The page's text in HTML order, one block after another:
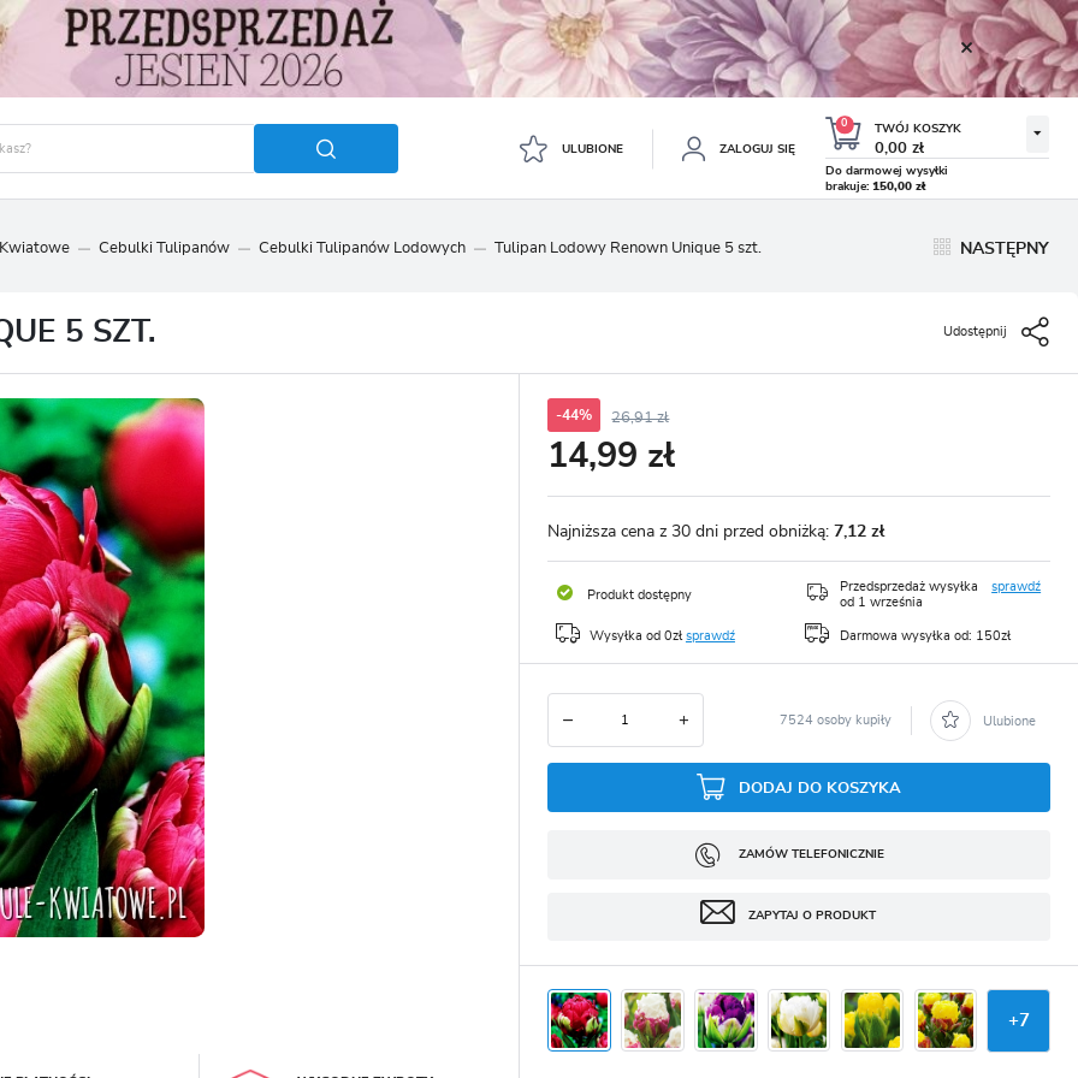
ULUBIONE ZALOGUJ SIĘ
Zapomniałem hasła
SIĘ
podgląd statusu realizacji zamówień
brak konieczności wprowadzania swoich danych przy kolejnych zakupach
0 TWÓJ KOSZYK
0,00 zł
8.99 zł 19.43 zł
KROKUS WIOSENNY MIX 50
19.99 zł 43.32 zł
Do darmowej wysyłki
brakuje: 150,00 zł
Cebulki Tulipanów Cebulki Tulipanów Lodowych Tulipan Lodowy Renown Unique 5 szt. NASTĘPNY
5 SZT. Udostępnij
-44% 26,91 zł
14,99 zł
Najniższa cena z 30 dni przed obniżką: 7,12 zł
Produkt dostępny
Przedsprzedaż wysyłka
od 1 września
sprawdź
Wysyłka od 0zł sprawdź Darmowa wysyłka od: 150zł
7524 osoby kupiły Ulubione
DODAJ DO KOSZYKA
ZAMÓW TELEFONICZNIE
ZAPYTAJ O PRODUKT
+7